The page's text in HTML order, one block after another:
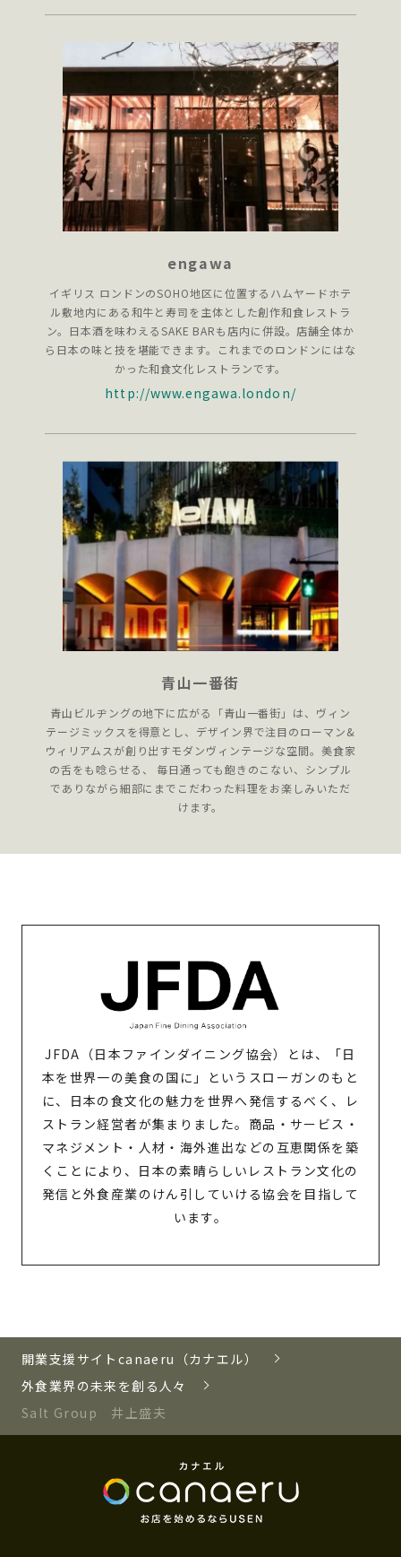
engawa
イギリス ロンドンのSOHO地区に位置するハムヤードホテ
ル敷地内にある和牛と寿司を主体とした創作和食レストラ
ン。日本酒を味わえるSAKE BARも店内に併設。店舗全体か
ら日本の味と技を堪能できます。これまでのロンドンにはな
かった和食文化レストランです。
http://www.engawa.london/
青山一番街
青山ビルヂングの地下に広がる「青山一番街」は、ヴィン
テージミックスを得意とし、デザイン界で注目のローマン&
ウィリアムスが創り出すモダンヴィンテージな空間。美食家
の舌をも唸らせる、 毎日通っても飽きのこない、シンプル
でありながら細部にまでこだわった料理をお楽しみいただ
けます。
JFDA（日本ファインダイニング協会）とは、「日
本を世界一の美食の国に」というスローガンのもと
に、日本の食文化の魅力を世界へ発信するべく、レ
ストラン経営者が集まりました。商品・サービス・
マネジメント・人材・海外進出などの互恵関係を築
くことにより、日本の素晴らしいレストラン文化の
発信と外食産業のけん引していける協会を目指して
います。
開業支援サイトcanaeru（カナエル）
外食業界の未来を創る人々
Salt Group 井上盛夫